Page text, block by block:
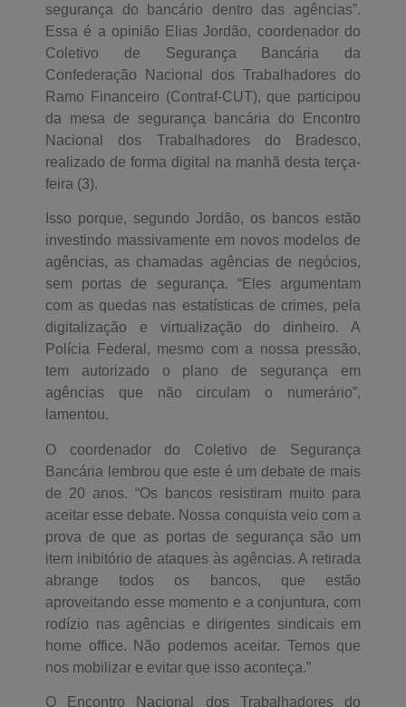
segurança do bancário dentro das agências”.
Essa é a opinião Elias Jordão, coordenador do
Coletivo de Segurança Bancária da
Confederação Nacional dos Trabalhadores do
Ramo Financeiro (Contraf-CUT), que participou
da mesa de segurança bancária do Encontro
Nacional dos Trabalhadores do Bradesco,
realizado de forma digital na manhã desta terça-
feira (3).
Isso porque, segundo Jordão, os bancos estão
investindo massivamente em novos modelos de
agências, as chamadas agências de negócios,
sem portas de segurança. “Eles argumentam
com as quedas nas estatísticas de crimes, pela
digitalização e virtualização do dinheiro. A
Polícia Federal, mesmo com a nossa pressão,
tem autorizado o plano de segurança em
agências que não circulam o numerário”,
lamentou.
O coordenador do Coletivo de Segurança
Bancária lembrou que este é um debate de mais
de 20 anos. “Os bancos resistiram muito para
aceitar esse debate. Nossa conquista veio com a
prova de que as portas de segurança são um
item inibitório de ataques às agências. A retirada
abrange todos os bancos, que estão
aproveitando esse momento e a conjuntura, com
rodízio nas agências e dirigentes sindicais em
home office. Não podemos aceitar. Temos que
nos mobilizar e evitar que isso aconteça.”
O Encontro Nacional dos Trabalhadores do